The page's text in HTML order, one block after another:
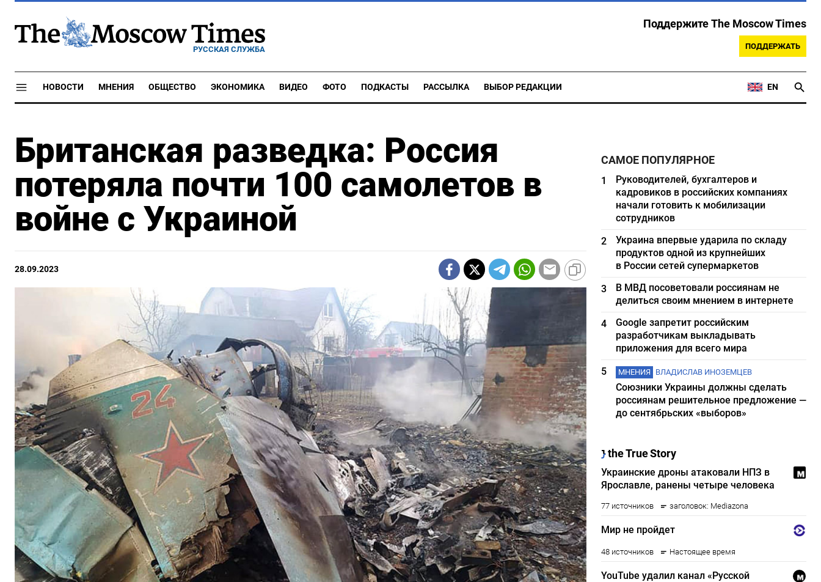
РУССКАЯ СЛУЖБА
Поддержите The Moscow Times
ПОДДЕРЖАТЬ
НОВОСТИ МНЕНИЯ ОБЩЕСТВО ЭКОНОМИКА ВИДЕО ФОТО ПОДКАСТЫ РАССЫЛКА ВЫБОР РЕДАКЦИИ EN
Британская разведка: Россия
потеряла почти 100 самолетов в
войне с Украиной
28.09.2023
САМОЕ ПОПУЛЯРНОЕ
1
Руководителей, бухгалтеров и
кадровиков в российских компаниях
начали готовить к мобилизации
сотрудников
2
Украина впервые ударила по складу
продуктов одной из крупнейших
в России сетей супермаркетов
3
В МВД посоветовали россиянам не
делиться своим мнением в интернете
4
Google запретит российским
разработчикам выкладывать
приложения для всего мира
5
МНЕНИЯ ВЛАДИСЛАВ ИНОЗЕМЦЕВ
Союзники Украины должны сделать
россиянам решительное предложение —
до сентябрьских «выборов»